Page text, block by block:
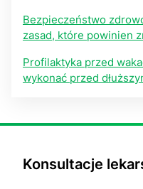
Bezpieczeństwo
zasad, które powinien
Profilaktyka przed
wykonać przed
Konsultacje